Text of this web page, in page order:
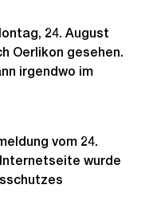
24. August
Oerlikon gesehen.
irgendwo im
vom 24.
wurde